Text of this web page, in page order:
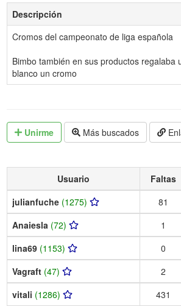
Descripción
Cromos del campeonato de liga española
Bimbo también en sus productos regalaba
blanco un cromo
Unirme Más buscados
Usuario Faltas
julianfuche (1275) 81
Anaiesla (72) 1
lina69 (1153) 0
Vagraft (47) 2
vitali (1286) 431